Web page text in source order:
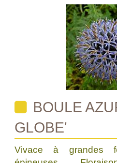
BOULE
GLOBE'
Vivace à grandes